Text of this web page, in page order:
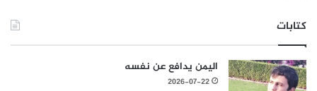
كتابات
اليمن يدافع عن نفسه
2026-07-22